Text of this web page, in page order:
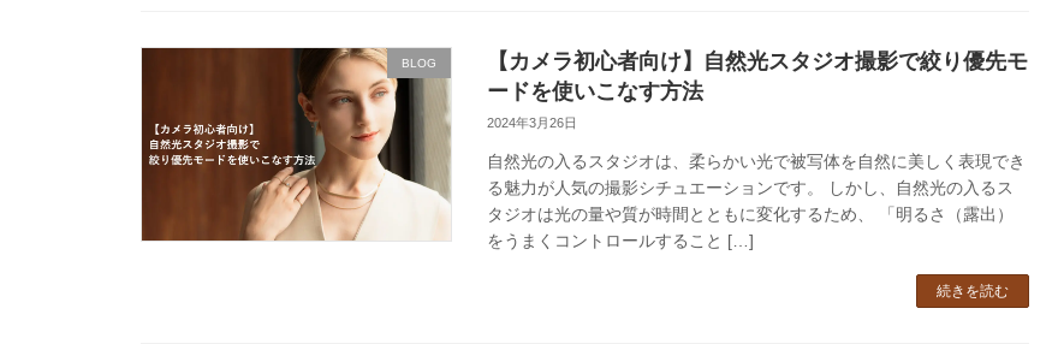
BLOG
【カメラ初心者向け】自然光スタジオ撮影で絞り優先モ
ードを使いこなす方法
2024年3月26日
自然光の入るスタジオは、柔らかい光で被写体を自然に美しく表現でき
る魅力が人気の撮影シチュエーションです。 しかし、自然光の入るス
タジオは光の量や質が時間とともに変化するため、 「明るさ（露出）
をうまくコントロールすること […]
続きを読む